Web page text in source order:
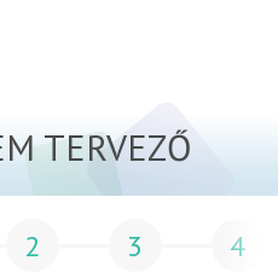
TERVEZŐ
2 3 4